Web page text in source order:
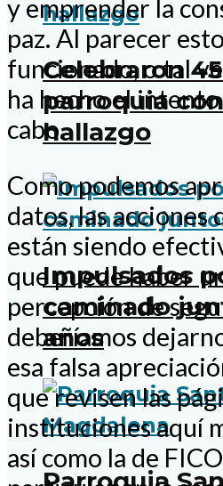
Celebraron
parroquia
hallazgo
Impulsados
caminado
años
y emprender la
paz. Al parecer
funcionado, o tal
ha hecho el
cabo.
Como podemos
datos, las acciones
están siendo
que puede haber
percepción de
deberíamos
esa falsa
que revisen las
instituciones aquí
así como la de